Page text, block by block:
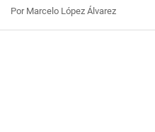
Por Marcelo López Álvarez